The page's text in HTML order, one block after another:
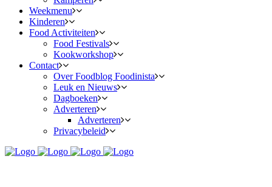
Weekmenu
Kinderen
Food Activiteiten
Food Festivals
Kookworkshop
Contact
Over Foodblog Foodinista
Leuk en Nieuws
Dagboeken
Adverteren
Adverteren
Privacybeleid